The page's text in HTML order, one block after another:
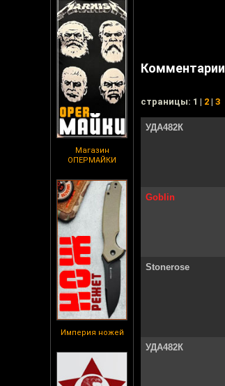
Магазин
ОПЕРМАЙКИ
Империя ножей
Комментарии
cтраницы: 1 | 2 | 3
УДА482К
Goblin
Stonerose
УДА482К